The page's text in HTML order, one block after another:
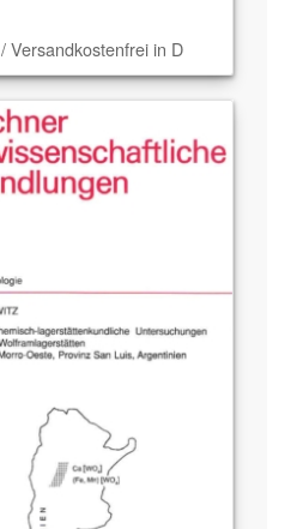
/ Versandkostenfrei in D